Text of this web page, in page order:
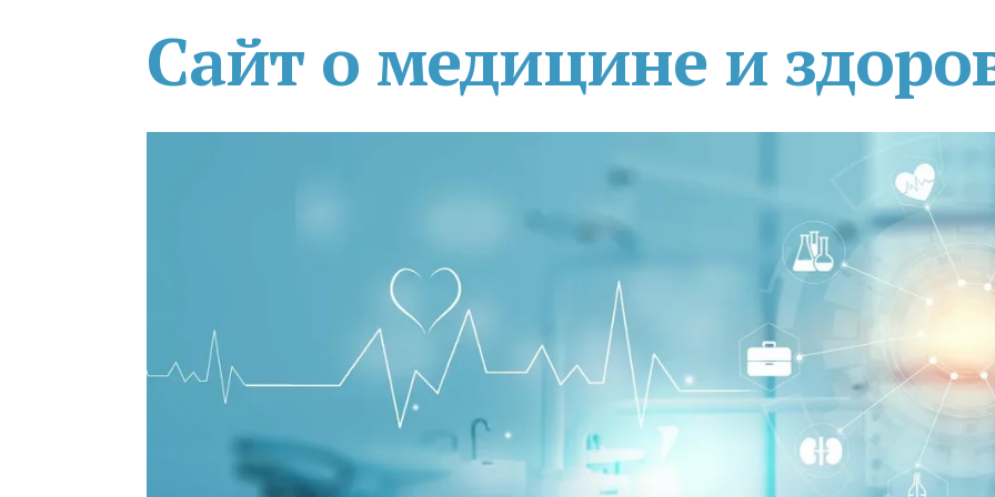
Сайт о медицине и